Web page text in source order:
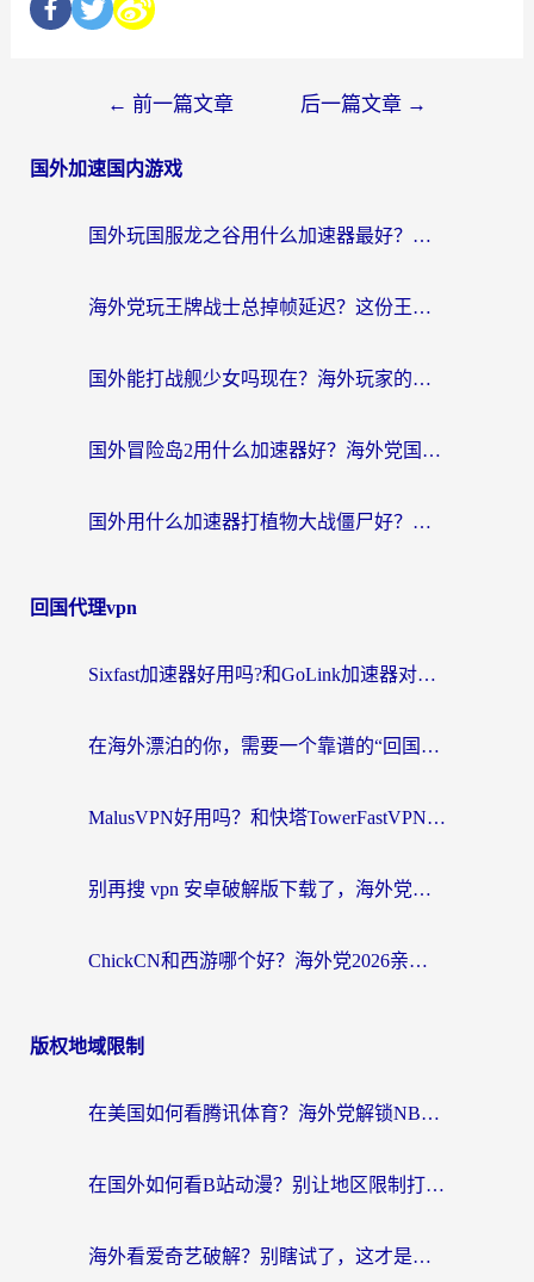
← 前一篇文章 后一篇文章 →
国外加速国内游戏
国外玩国服龙之谷用什么加速器最好？一份给海外游子的终极指南
海外党玩王牌战士总掉帧延迟？这份王牌战士延迟加速器终极指南救你命
国外能打战舰少女吗现在？海外玩家的国服游戏加速终极指南
国外冒险岛2用什么加速器好？海外党国服游戏畅玩全攻略（附鸣潮哈利波特加速技巧）
国外用什么加速器打植物大战僵尸好？海外党国服游戏加速终极指南
回国代理vpn
Sixfast加速器好用吗?和GoLink加速器对比哪个回国效果更好?海外党亲测实用指南
在海外漂泊的你，需要一个靠谱的“回国机场”
MalusVPN好用吗？和快塔TowerFastVPN对比哪个回国效果更好？海外党亲测实用指南
别再搜 vpn 安卓破解版下载了，海外党回国上网的正确姿势在这里
ChickCN和西游哪个好？海外党2026亲测回国加速器选择指南（附expressvpn中国对比）
版权地域限制
在美国如何看腾讯体育？海外党解锁NBA欧洲杯直播的终极攻略
在国外如何看B站动漫？别让地区限制打断你的追番节奏
海外看爱奇艺破解？别瞎试了，这才是留学生华人追剧看球的正确打开方式